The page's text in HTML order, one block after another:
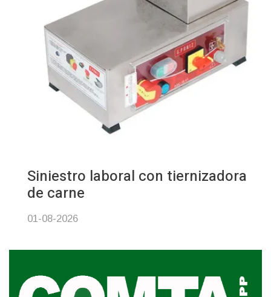
Siniestro laboral con tiernizadora
de carne
01-08-2026